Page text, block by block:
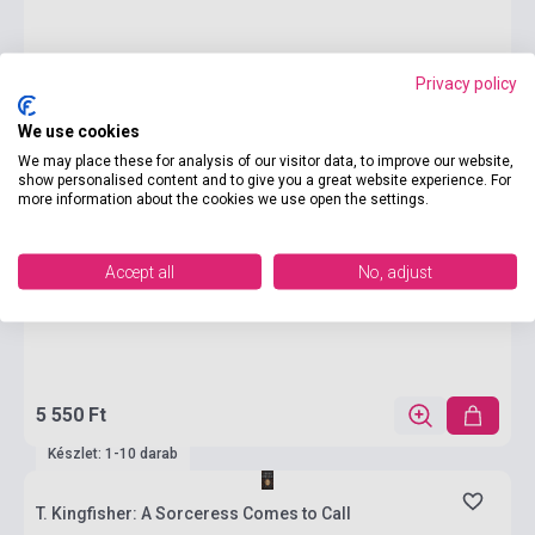
5 550 Ft
Készlet: 1-10 darab
T. Kingfisher: A Sorceress Comes to Call
Privacy policy
We use cookies
We may place these for analysis of our visitor data, to improve our website,
show personalised content and to give you a great website experience. For
more information about the cookies we use open the settings.
Accept all No, adjust